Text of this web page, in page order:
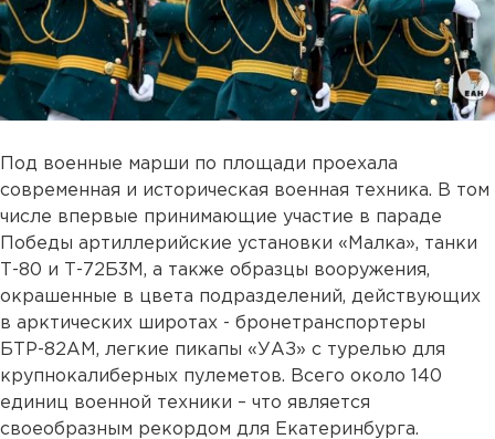
Под военные марши по площади проехала
современная и историческая военная техника. В том
числе впервые принимающие участие в параде
Победы артиллерийские установки «Малка», танки
Т-80 и Т-72Б3М, а также образцы вооружения,
окрашенные в цвета подразделений, действующих
в арктических широтах - бронетранспортеры
БТР-82АМ, легкие пикапы «УАЗ» с турелью для
крупнокалиберных пулеметов. Всего около 140
единиц военной техники – что является
своеобразным рекордом для Екатеринбурга.